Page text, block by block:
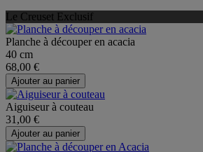
Le Creuset Exclusif
Planche à découper en acacia
40 cm
68,00 €
Ajouter au panier
Aiguiseur à couteau
31,00 €
Ajouter au panier